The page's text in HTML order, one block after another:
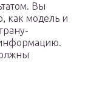
Вы
как модель и